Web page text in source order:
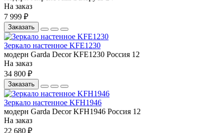
На заказ
7 999 ₽
Заказать
Зеркало настенное KFE1230
модерн Garda Decor KFE1230 Россия 12
На заказ
34 800 ₽
Заказать
Зеркало настенное KFH1946
модерн Garda Decor KFH1946 Россия 12
На заказ
22 680 ₽